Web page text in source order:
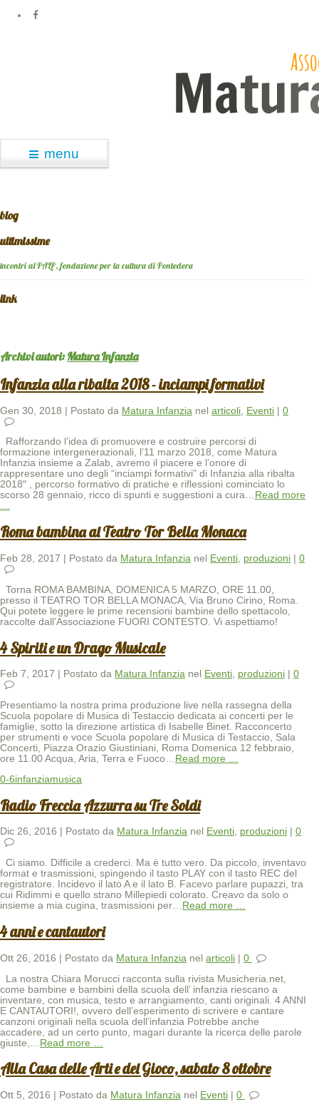
menu
blog
ultimissime
incontri al PALP, fondazione per la cultura di Pontedera
link
Archivi autori:Matura Infanzia
Infanzia alla ribalta 2018 - inciampi formativi
Gen 30, 2018 | Postato da Matura Infanzia nel articoli Eventi | 0
Rafforzando l’idea di promuovere e costruire percorsi di
formazione intergenerazionali, l’11 marzo 2018, come Matura
Infanzia insieme a Zalab, avremo il piacere e l’onore di
rappresentare uno degli “inciampi formativi” di Infanzia alla ribalta
2018″ , percorso formativo di pratiche e riflessioni cominciato lo
scorso 28 gennaio, ricco di spunti e suggestioni a cura… Read more
…
Roma bambina al Teatro Tor Bella Monaca
Feb 28, 2017 | Postato da Matura Infanzia nel Eventi, produzioni 0
Torna ROMA BAMBINA, DOMENICA 5 MARZO, ORE 11.00,
presso il TEATRO TOR BELLA MONACA, Via Bruno Cirino, Roma.
Qui potete leggere le prime recensioni bambine dello spettacolo,
raccolte dall’Associazione FUORI CONTESTO. Vi aspettiamo!
4 Spiriti e un Drago Musicale
Feb 7, 2017 | Postato da Matura Infanzia nel Eventi, produzioni 0
Presentiamo la nostra prima produzione live nella rassegna della
Scuola popolare di Musica di Testaccio dedicata ai concerti per le
famiglie, sotto la direzione artistica di Isabelle Binet. Racconcerto
per strumenti e voce Scuola popolare di Musica di Testaccio, Sala
Concerti, Piazza Orazio Giustiniani, Roma Domenica 12 febbraio,
ore 11.00 Acqua, Aria, Terra e Fuoco … Read more …
0-6infanziamusica
Radio Freccia Azzurra su Tre Soldi
Dic 26, 2016 | Postato da Matura Infanzia nel Eventi, produzioni 0
Ci siamo. Difficile a crederci. Ma è tutto vero. Da piccolo, inventavo
format e trasmissioni, spingendo il tasto PLAY con il tasto REC del
registratore. Incidevo il lato A e il lato B. Facevo parlare pupazzi, tra
cui Ridimmi e quello strano Millepiedi colorato. Creavo da solo o
insieme a mia cugina, trasmissioni per… Read more …
4 anni e cantautori
Ott 26, 2016 | Postato da Matura Infanzia nel articoli
0
La nostra Chiara Morucci racconta sulla rivista Musicheria.net,
come bambine e bambini della scuola dell’ infanzia riescano a
inventare, con musica, testo e arrangiamento, canti originali. 4 ANNI
E CANTAUTORI!, ovvero dell’esperimento di scrivere e cantare
canzoni originali nella scuola dell’infanzia Potrebbe anche
accadere, ad un certo punto, magari durante la ricerca delle parole
giuste,
Read more …
Alla Casa delle Arti e del Gioco, sabato 8 ottobre
Ott 5, 2016 | Postato da Matura Infanzia nel Eventi
0